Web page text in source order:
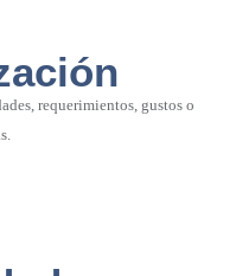
requerimientos, gustos o